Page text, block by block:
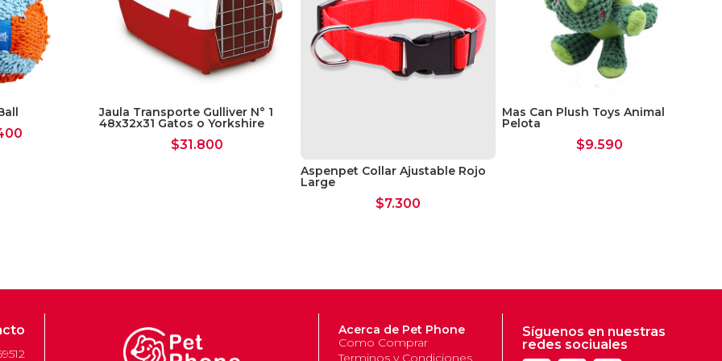
Jaula Transporte Gulliver N° 1
48x32x31 Gatos o Yorkshire
$31.800
Aspenpet Collar Ajustable Rojo
Large
$7.300
Mas Can Plush Toys Animal con
Pelota
$9.590
Acerca de Pet Phone
Como Comprar
Terminos y Condiciones
Síguenos en nuestras
redes sociuales